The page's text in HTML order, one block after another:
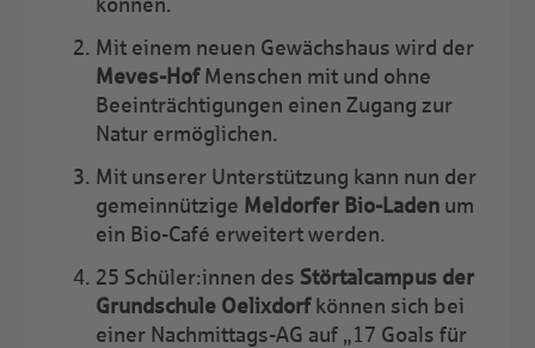
Mit einem neuen Gewächshaus wird der
Meves-HofMenschen mit und ohne
Beeinträchtigungen einen Zugang zur
Natur ermöglichen.
Mit unserer Unterstützung kann nun der
gemeinnützige Meldorfer Bio-Laden um
ein Bio-Café erweitert werden.
25 Schüler:innen des Störtalcampus der
Grundschule Oelixdorfkönnen sich bei
einer Nachmittags-AG auf „17 Goals für